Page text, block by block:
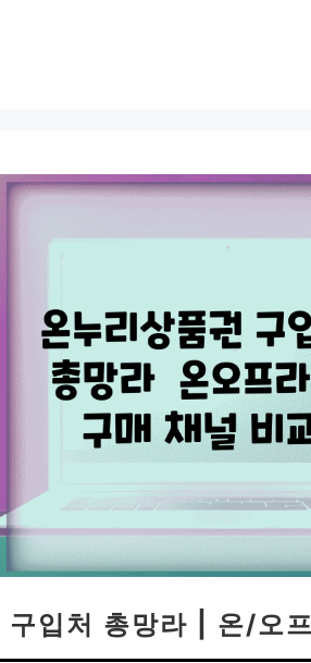
구입처 총망라 | 온/오